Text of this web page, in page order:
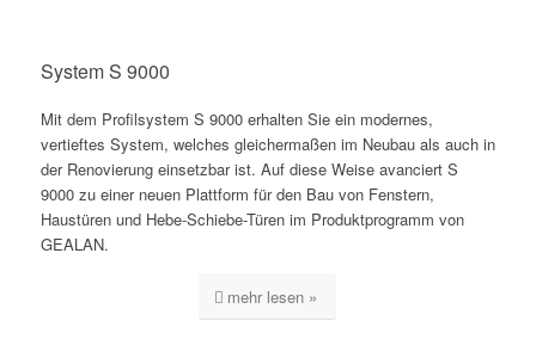
System S 9000
Mit dem Profilsystem S 9000 erhalten Sie ein modernes,
vertieftes System, welches gleichermaßen im Neubau als auch in
der Renovierung einsetzbar ist. Auf diese Weise avanciert S
9000 zu einer neuen Plattform für den Bau von Fenstern,
Haustüren und Hebe-Schiebe-Türen im Produktprogramm von
GEALAN.
mehr lesen »